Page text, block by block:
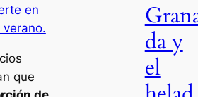
en
que
da y
el